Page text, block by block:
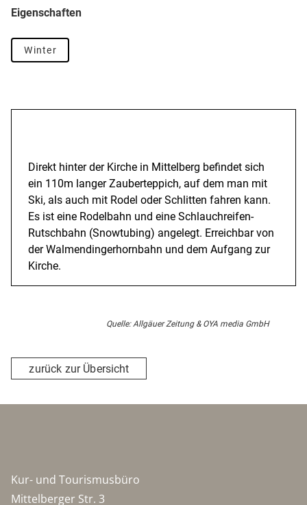
Eigenschaften
Winter
Direkt hinter der Kirche in Mittelberg befindet sich
ein 110m langer Zauberteppich, auf dem man mit
Ski, als auch mit Rodel oder Schlitten fahren kann.
Es ist eine Rodelbahn und eine Schlauchreifen-
Rutschbahn (Snowtubing) angelegt. Erreichbar von
der Walmendingerhornbahn und dem Aufgang zur
Kirche.
Quelle: Allgäuer Zeitung & OYA media GmbH
zurück zur Übersicht
Kur- und Tourismusbüro
Mittelberger Str. 3